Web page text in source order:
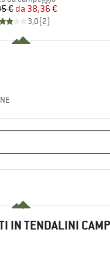
Prezzo
€ Prezzo ridotto
da 38,36 €
3,0(2)
IN TENDALINI